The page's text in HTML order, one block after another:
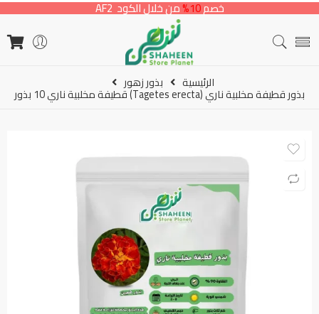
خصم10% من خلال الكود AF2
الرئيسية بذور زهور
بذور قطيفة مخلبية ناري (Tagetes erecta) قطيفة مخلبية ناري 10 بذور